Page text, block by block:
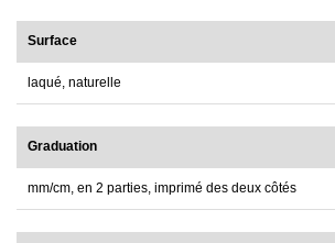
Surface
laqué, naturelle
Graduation
mm/cm, en 2 parties, imprimé des deux côtés